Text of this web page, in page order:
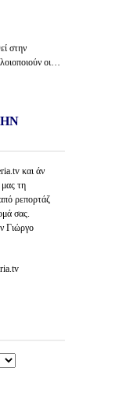
στην
οι…
και άν
τη
ρεπορτάζ
σας.
Γιώργο